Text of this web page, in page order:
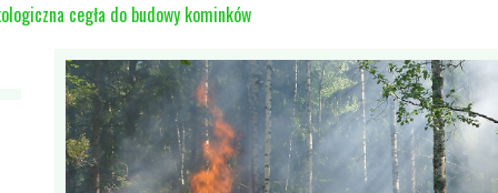
cegła do budowy kominków